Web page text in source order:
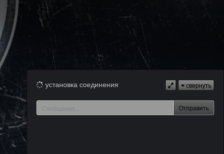
установка соединения свернуть
Отправить